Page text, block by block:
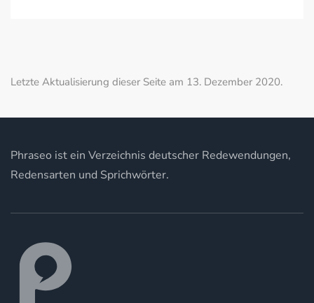
Letzte Aktualisierung dieser Seite am 13. Dezember 2020.
Phraseo ist ein Verzeichnis deutscher Redewendungen,
Redensarten und Sprichwörter.